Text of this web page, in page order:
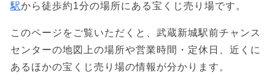
駅から徒歩約1分の場所にある宝くじ売り場です。
このページをご覧いただくと、武蔵新城駅前チャンス
センターの地図上の場所や営業時間・定休日、近くに
あるほかの宝くじ売り場の情報が分かります。